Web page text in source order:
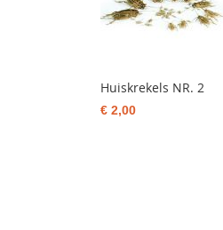
Huiskrekels NR. 2
€ 2,00